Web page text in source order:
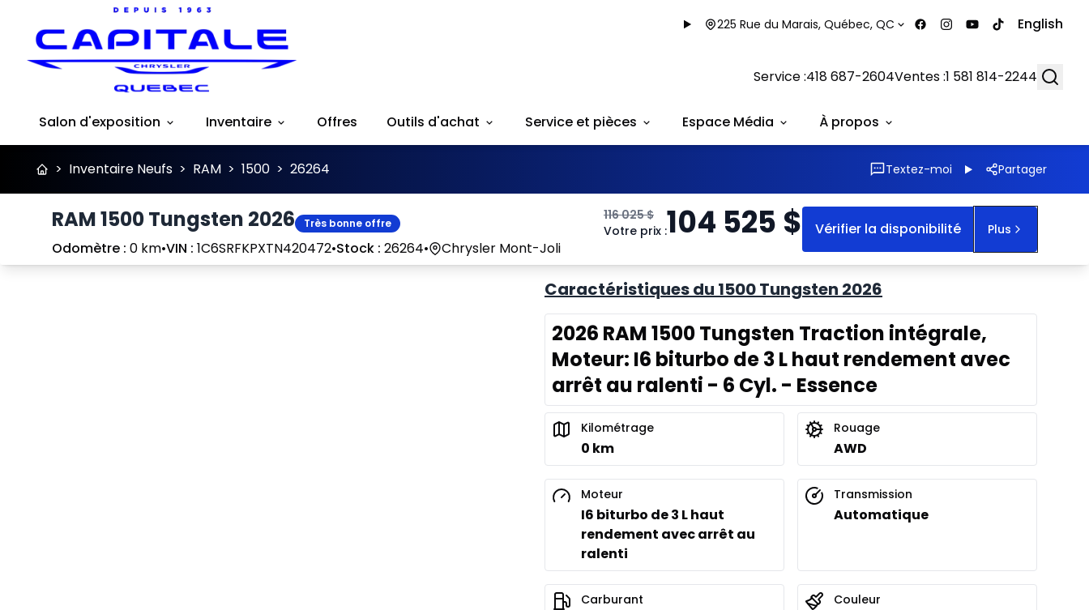
225 Rue du Marais, Québec, QC English
Service :418 687-2604Ventes :1 581 814-2244
Salon d'exposition Inventaire Offres Outils d'achat Service et pièces Espace Média À propos
> Inventaire Neufs > RAM > 1500 > 26264 Textez-moi Partager
RAM 1500 Tungsten 2026 Très bonne offre
Odomètre : 0 km•VIN : 1C6SRFKPXTN420472•Stock : 26264• Chrysler Mont-Joli
116 025$
Votre prix :104 525 $ Vérifier la disponibilité Plus
Caractéristiques du 1500 Tungsten 2026
2026 RAM 1500 Tungsten Traction intégrale,
Moteur: I6 biturbo de 3 L haut rendement avec
arrêt au ralenti - 6 Cyl. - Essence
Kilométrage
0 km
Rouage
AWD
Moteur
I6 biturbo de 3 L haut
rendement avec arrêt au
ralenti
Transmission
Automatique
Carburant Couleur